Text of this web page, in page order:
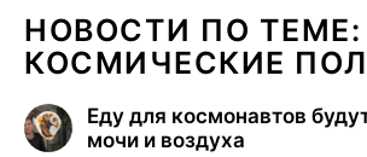
НОВОСТИ ПО ТЕМЕ:
КОСМИЧЕСКИЕ
Еду для космонавтов
мочи и воздуха